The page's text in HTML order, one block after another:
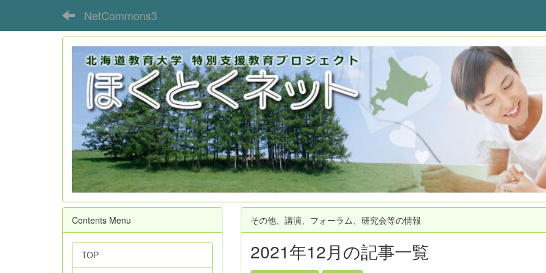
NetCommons3
その他、講演、フォーラム、研究会等の情報
2021年12月の記事一覧
Contents Menu
TOP